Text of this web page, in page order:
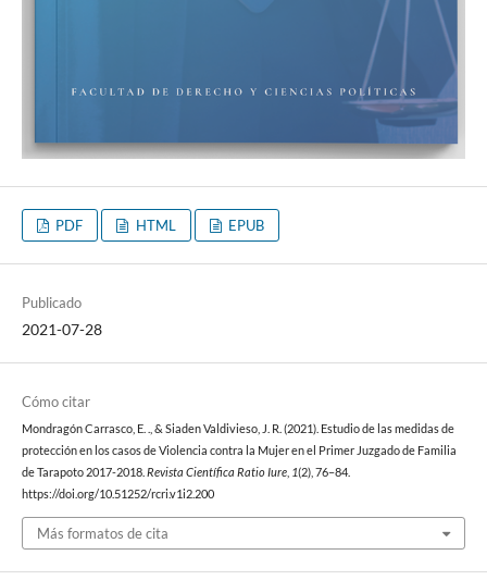
PDF HTML EPUB
Publicado
2021-07-28
Cómo citar
Mondragón Carrasco, E. ., & Siaden Valdivieso, J. R. (2021). Estudio de las medidas de
protección en los casos de Violencia contra la Mujer en el Primer Juzgado de Familia
de Tarapoto 2017-2018. Revista Científica Ratio Iure, 1(2), 76–84.
https://doi.org/10.51252/rcri.v1i2.200
Más formatos de cita